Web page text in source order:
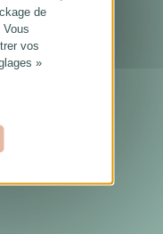
de
vos
»